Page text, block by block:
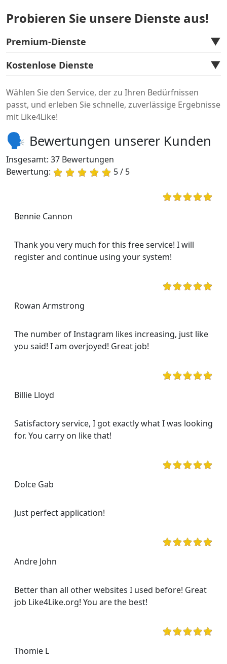
Probieren Sie unsere Dienste aus!
Premium-Dienste ▼
Kostenlose Dienste ▼
Wählen Sie den Service, der zu Ihren Bedürfnissen
passt, und erleben Sie schnelle, zuverlässige Ergebnisse
mit Like4Like!
🗣️ Bewertungen unserer Kunden
Insgesamt: 37 Bewertungen
Bewertung:
5 / 5
Bennie Cannon
Thank you very much for this free service! I will
register and continue using your system!
Rowan Armstrong
The number of Instagram likes increasing, just like
you said! I am overjoyed! Great job!
Billie Lloyd
Satisfactory service, I got exactly what I was looking
for. You carry on like that!
Dolce Gab
Just perfect application!
Andre John
Better than all other websites I used before! Great
job Like4Like.org! You are the best!
Thomie L